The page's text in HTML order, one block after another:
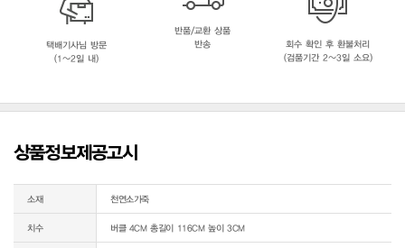
택배기사님 방문
(1~2일 내)
반품/교환 상품
반송
회수 확인 후 환불처리
(검품기간 2~3일 소요)
상품정보제공고시
소재 천연소가죽
치수 버클 4CM 총길이 116CM 높이 3CM